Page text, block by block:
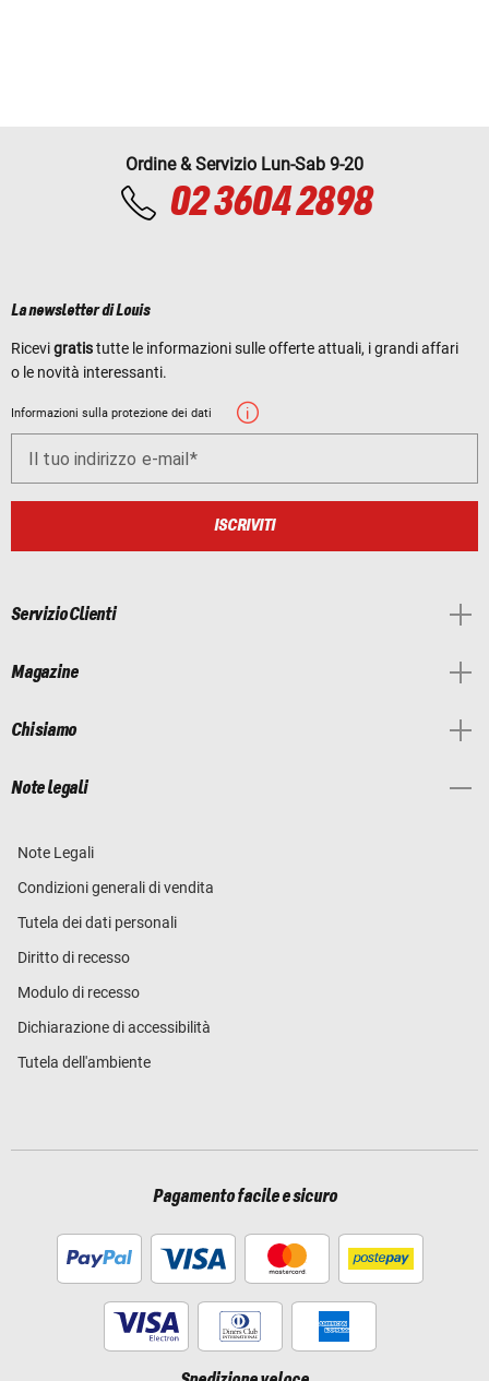
Ordine & Servizio Lun-Sab 9-20
02 3604 2898
La newsletter di Louis
Ricevigratistutte le informazioni sulle offerte attuali, i grandi affari
o le novità interessanti.
Informazioni sulla protezione dei dati
Il tuo indirizzo e-mail
ISCRIVITI
Servizio Clienti
Magazine
Chi siamo
Note legali
Note Legali
Condizioni generali di vendita
Tutela dei dati personali
Diritto di recesso
Modulo di recesso
Dichiarazione di accessibilità
Tutela dell'ambiente
Pagamento facile e sicuro